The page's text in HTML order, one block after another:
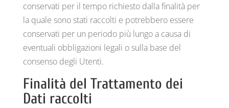
conservati per il tempo richiesto dalla finalità per
la quale sono stati raccolti e potrebbero essere
conservati per un periodo più lungo a causa di
eventuali obbligazioni legali o sulla base del
consenso degli Utenti.
Finalità del Trattamento dei
Dati raccolti